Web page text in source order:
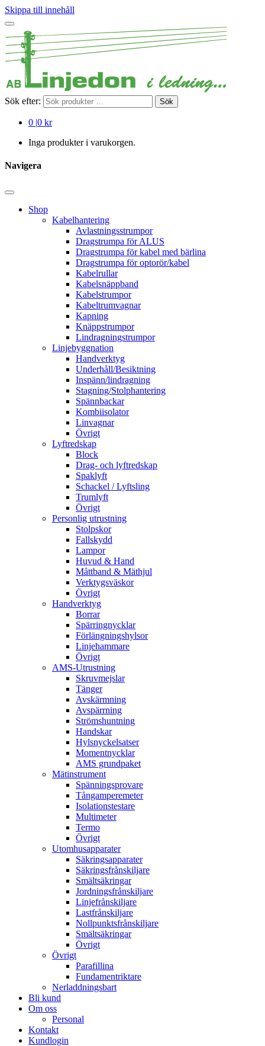
Skippa till innehåll
Sök efter: Sök
0 |0 kr
Inga produkter i varukorgen.
Navigera
Shop
Kabelhantering
Avlastningsstrumpor
Dragstrumpa för ALUS
Dragstrumpa för kabel med bärlina
Dragstrumpa för optorör/kabel
Kabelrullar
Kabelsnäppband
Kabelstrumpor
Kabeltrumvagnar
Kapning
Knäppstrumpor
Lindragningstrumpor
Linjebyggnation
Handverktyg
Underhåll/Besiktning
Inspänn/lindragning
Stagning/Stolphantering
Spännbackar
Kombiisolator
Linvagnar
Övrigt
Lyftredskap
Block
Drag- och lyftredskap
Spaklyft
Schackel / Lyftsling
Trumlyft
Övrigt
Personlig utrustning
Stolpskor
Fallskydd
Lampor
Huvud & Hand
Måttband & Mäthjul
Verktygsväskor
Övrigt
Handverktyg
Borrar
Spärringnycklar
Förlängningshylsor
Linjehammare
Övrigt
AMS-Utrustning
Skruvmejslar
Tänger
Avskärmning
Avspärrning
Strömshuntning
Handskar
Hylsnyckelsatser
Momentnycklar
AMS grundpaket
Mätinstrument
Spänningsprovare
Tångamperemeter
Isolationstestare
Multimeter
Termo
Övrigt
Utomhusapparater
Säkringsapparater
Säkringsfrånskiljare
Smältsäkringar
Jordningsfrånskiljare
Linjefrånskiljare
Lastfrånskiljare
Nollpunktsfrånskiljare
Smältsäkringar
Övrigt
Övrigt
Parafillina
Fundamentriktare
Nerladdningsbart
Bli kund
Om oss
Personal
Kontakt
Kundlogin